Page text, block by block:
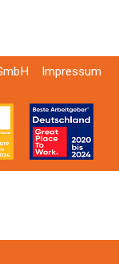
Impressum